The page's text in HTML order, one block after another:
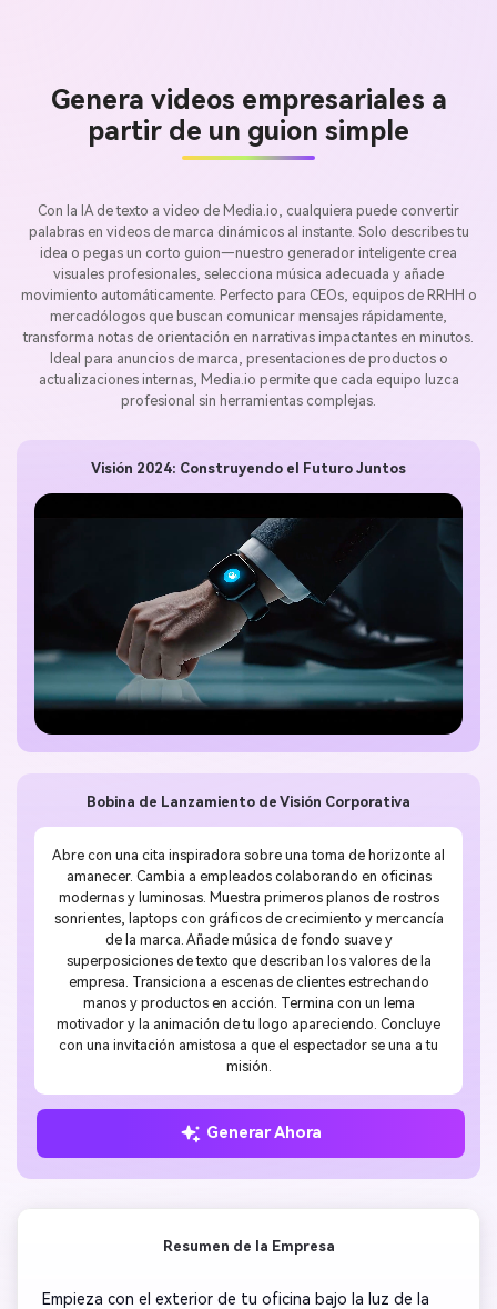
Genera videos empresariales a
partir de un guion simple
Con la IA de texto a video de Media.io, cualquiera puede convertir
palabras en videos de marca dinámicos al instante. Solo describes tu
idea o pegas un corto guion—nuestro generador inteligente crea
visuales profesionales, selecciona música adecuada y añade
movimiento automáticamente. Perfecto para CEOs, equipos de RRHH o
mercadólogos que buscan comunicar mensajes rápidamente,
transforma notas de orientación en narrativas impactantes en minutos.
Ideal para anuncios de marca, presentaciones de productos o
actualizaciones internas, Media.io permite que cada equipo luzca
profesional sin herramientas complejas.
Bobina de Lanzamiento de Visión Corporativa
Abre con una cita inspiradora sobre una toma de horizonte al
amanecer. Cambia a empleados colaborando en oficinas
modernas y luminosas. Muestra primeros planos de rostros
sonrientes, laptops con gráficos de crecimiento y mercancía
de la marca. Añade música de fondo suave y
superposiciones de texto que describan los valores de la
empresa. Transiciona a escenas de clientes estrechando
manos y productos en acción. Termina con un lema
motivador y la animación de tu logo apareciendo. Concluye
con una invitación amistosa a que el espectador se una a tu
misión.
Generar Ahora
Visión 2024: Construyendo el Futuro Juntos
Resumen de la Empresa
Empieza con el exterior de tu oficina bajo la luz de la